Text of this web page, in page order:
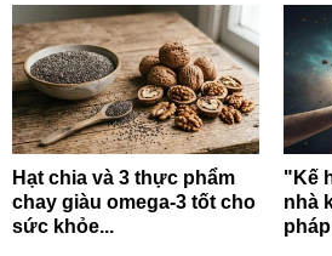
Hạt chia và 3 thực phẩm
chay giàu omega-3 tốt cho
sức khỏe...
"Kế
nhà